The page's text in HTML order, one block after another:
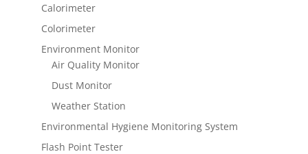
Calorimeter
Colorimeter
Environment Monitor
Air Quality Monitor
Dust Monitor
Weather Station
Environmental Hygiene Monitoring System
Flash Point Tester